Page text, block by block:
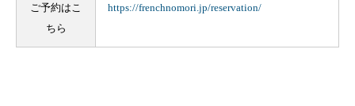
ご予約はこ
ちら
https://frenchnomori.jp/reservation/